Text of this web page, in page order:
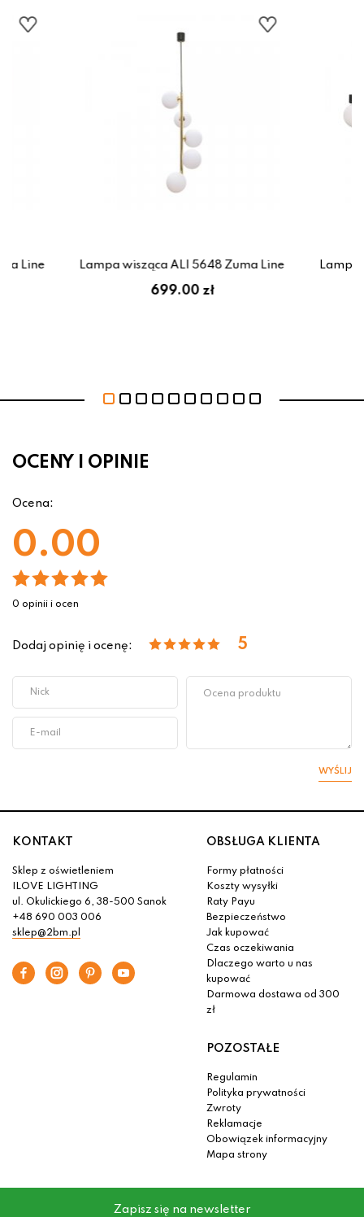
Line Lampa wisząca ALI 5648 Zuma Line
699.00 zł
Lampa
OCENY I OPINIE
Ocena:
0.00
0 opinii i ocen
Dodaj opinię i ocenę: 5
WYŚLIJ
KONTAKT
Sklep z oświetleniem
ILOVE LIGHTING
ul. Okulickiego 6, 38-500 Sanok
+48 690 003 006
sklep@2bm.pl
OBSŁUGA KLIENTA
Formy płatności
Koszty wysyłki
Raty Payu
Bezpieczeństwo
Jak kupować
Czas oczekiwania
Dlaczego warto u nas
kupować
Darmowa dostawa od 300
zł
POZOSTAŁE
Regulamin
Polityka prywatności
Zwroty
Reklamacje
Obowiązek informacyjny
Mapa strony
Zapisz się na newsletter